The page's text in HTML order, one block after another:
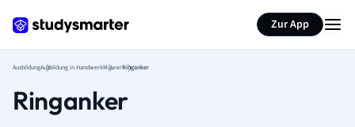
Zur App
AusbildungAusbildung in HandwerkMaurerRinganker
Ringanker